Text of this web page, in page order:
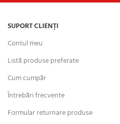
SUPORT CLIENȚI
Contul meu
Listă produse preferate
Cum cumpăr
Întrebări frecvente
Formular returnare produse